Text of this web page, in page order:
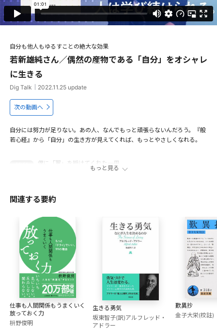
自分も他人もゆるすことの絶大な効果
若新雄純さん／偶然の産物である「自分」をオシャレ
に生きる
Dig Talk 2022.11.25 update
次の動画へ
自分には努力が足りない。あの人、なんでもっと頑張らないんだろう。『般
若心経』から「自分」の生き方が見えてくれば、もっとやさしくなれる。
僕に「翼」を授けてくれた一冊
13:03 自分との向き合いを経て 僕がいま至った「境地」
出演者
若新雄純
福井県出身。慶應義塾大学学院修了、修士(政策・メディア)。
現在、慶應義塾大学特任准教授、株式会社NEWYOUTH代表
取締役などを兼任。企業・自治体などと社会実験的な企画に
取り組むプロデューサーであり、TV・ラジオなどのコメンテ
ーターとしても活躍中。
もっと見る
関連する要約
仕事も人間関係もうまくいく
放っておく力
枡野俊明
生きる勇気
坂東智子(訳)アルフレッド・
アドラー
歎異抄
金子大栄(校註)